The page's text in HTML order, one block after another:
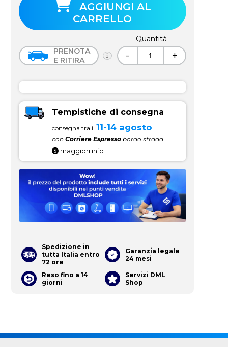
AGGIUNGI AL
CARRELLO
PRENOTA
E RITIRA
Quantità
- +
Tempistiche di consegna
consegna tra il 11-14 agosto
con Corriere Espressobordo strada
maggiori info
Spedizione in
tutta Italia entro
72 ore
Garanzia legale
24 mesi
Reso fino a 14
giorni
Servizi DML
Shop